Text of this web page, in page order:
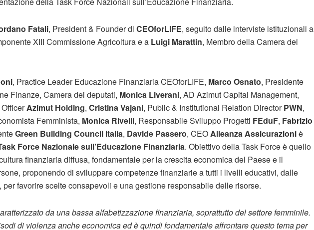
Fatali, President & Founder di CEOforLIFE, seguito dalle interviste istituzionali a
XIII Commissione Agricoltura e a Luigi Marattin, Membro della Camera dei
, Practice Leader Educazione Finanziaria CEOforLIFE, Marco Osnato, Presidente
Finanze, Camera dei deputati, Monica Liverani, AD Azimut Capital Management,
Azimut Holding, Cristina Vajani, Public & Institutional Relation DirectorPWN,
Femminista, Monica Rivelli, Responsabile Sviluppo Progetti FEduF, Fabrizio
Green Building Council Italia, Davide Passero, CEOAlleanza Assicurazioniè
Force Nazionale sull’Educazione Finanziaria. Obiettivo della Task Force è quello
finanziaria diffusa, fondamentale per la crescita economica del Paese e il
proponendo di sviluppare competenze finanziarie a tutti i livelli educativi, dalle
favorire scelte consapevoli e una gestione responsabile delle risorse.
da una bassa alfabetizzazione finanziaria, soprattutto del settore femminile.
di violenza anche economica ed è quindi fondamentale affrontare questo tema per